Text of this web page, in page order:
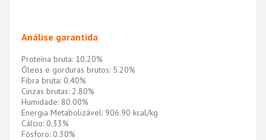
Análise garantida
Proteína bruta: 10.20%
Óleos e gorduras brutos: 5.20%
Fibra bruta: 0.40%
Cinzas brutas: 2.80%
Humidade: 80.00%
Energia Metabolizável: 906.90 kcal/kg
Cálcio: 0.33%
Fósforo: 0.30%